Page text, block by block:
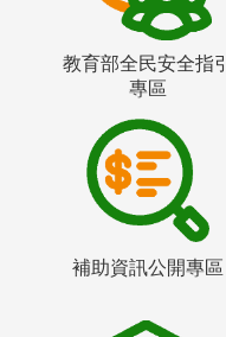
教育部全民安全指引
專區
補助資訊公開專區